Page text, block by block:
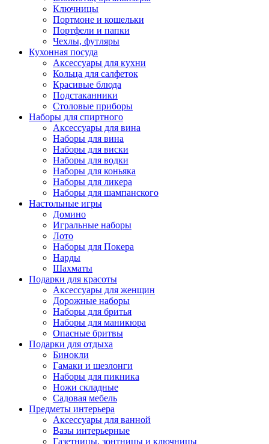
Ключницы
Портмоне и кошельки
Портфели и папки
Чехлы, футляры
Кухонная посуда
Аксессуары для кухни
Кольца для салфеток
Красивые блюда
Подстаканники
Столовые приборы
Наборы для спиртного
Аксессуары для вина
Наборы для вина
Наборы для виски
Наборы для водки
Наборы для коньяка
Наборы для ликера
Наборы для шампанского
Настольные игры
Домино
Игральные наборы
Лото
Наборы для Покера
Нарды
Шахматы
Подарки для красоты
Аксессуары для женщин
Дорожные наборы
Наборы для бритья
Наборы для маникюра
Опасные бритвы
Подарки для отдыха
Бинокли
Гамаки и шезлонги
Наборы для пикника
Ножи складные
Садовая мебель
Предметы интерьера
Аксессуары для ванной
Вазы интерьерные
Газетницы, зонтницы и ключницы